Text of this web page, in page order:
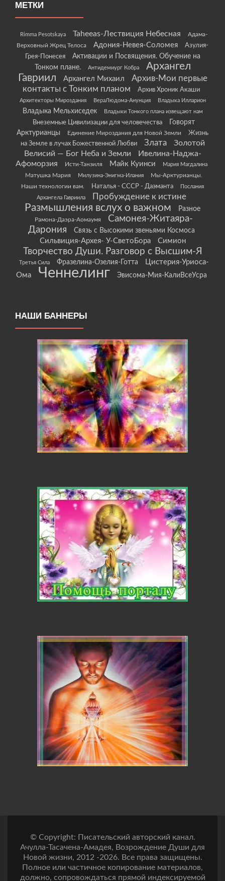
МЕТКИ
Rimma Pesotskaya Taheeas-Лествиция Небесная
Адама-
Верховный Жрец Телоса
Адония-Невея-Соломея
Азулия-
Грея-Понесея
Активации и Посвящения. Обучение на
Тонком плане.
Антидемиург Кобра
Архангел
Гавриил
Архангел Михаил
Архив-Мои первые
контакты с Тонким планом
Архив Хроник Акаши
Архитекторы Мироздания ВераЛюдома-Анунция Владыка Илларион
Владыка Мельхиседек Владыки Тонкого плана извещают нам
Внеземные Цивилизации для человечества
Говорят
Арктурианцы
Единение Мироздания для Новой Земли
Жизнь
на Земле в лучах Божественной Любви
Злата
Золотой
Велисий — Бог Неба и Земли
Ивелина-Наджа-
Афоморзия
Исти-Танзиля Майк Куинси Мария Магдалина
Матушка Мария Милузина-Энигма-Илания
Мы-Арктурианцы.
Наши технологии вам.
Наталья - СССР - Даэманта
Послания
Архангела Гавриила
Пробуждение к истине
Размышления вслух о важном Разное
Рамона-Даэра-Аомаумя
Самонея-Житаяра-
Дарония
Связь с Высокими звеньями Космоса
Сильвиция-Архея- У-СветоБора Симион
Творчество Души. Разговор с Высшим-Я
Третья Сила Фразелина-Озелия-Готта
Цистерия-Уриоса-
Ома
Ченнелинг Эвисома-Мия-КалиВсеУсра
НАШИ БАННЕРЫ
© Copyright: Писательский авторский канал.
Ачулла-Тасачена-Амадея, Возрождение Души для
Новой жизни, 2012 -2026. Все права защищены.
Полное или частичное копирование материалов,
должно, сопровождаться прямой индексируемой